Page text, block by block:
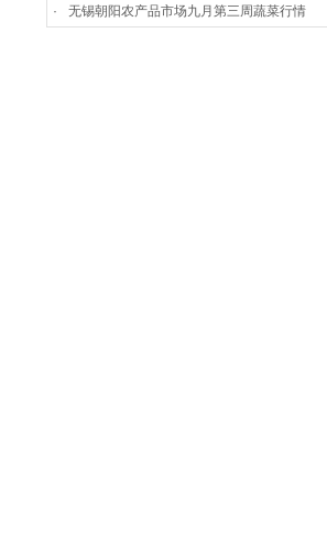
·
无锡朝阳农产品市场九月第三周蔬菜行情